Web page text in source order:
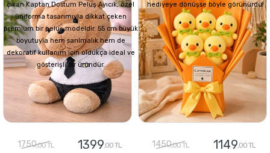
çıkan Kaptan Dostum Peluş Ayıcık, özel
üniforma tasarımıyla dikkat çeken
premium bir peluş modeldir. 55 cm büyük
boyutuyla hem sarılmalık hem de
dekoratif kullanım için oldukça ideal ve
gösterişli bir üründür.
1750,00 TL 1399,00 TL
hediyeye dönüşse böyle görünürdü!
1450,00 TL 1149,00 TL